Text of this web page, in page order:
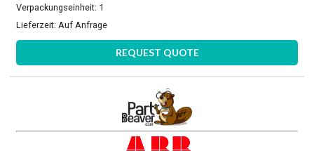
Verpackungseinheit: 1
Lieferzeit: Auf Anfrage
REQUEST QUOTE